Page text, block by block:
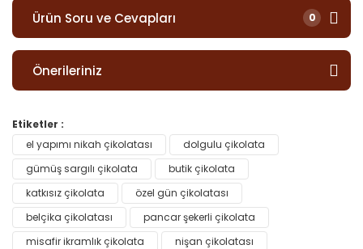
Ürün Soru ve Cevapları 0
Önerileriniz
Etiketler :
el yapımı nikah çikolatası
dolgulu çikolata
gümüş sargılı çikolata
butik çikolata
katkısız çikolata
özel gün çikolatası
belçika çikolatası
pancar şekerli çikolata
misafir ikramlık çikolata
nişan çikolatası